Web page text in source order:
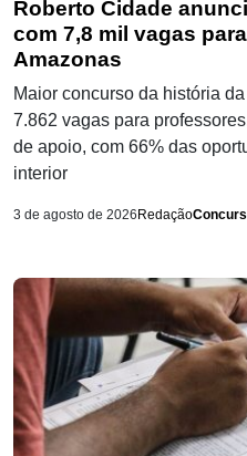
Roberto Cidade
com 7,8 mil vagas
Amazonas
Maior concurso da história
7.862 vagas para
de apoio, com 66% das
interior
3 de agosto de 2026 Redação